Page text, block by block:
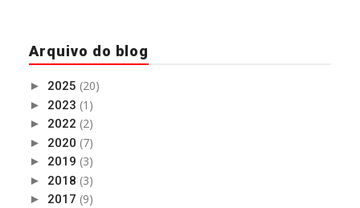
Arquivo do blog
► 2025 (20)
► 2023 (1)
► 2022 (2)
► 2020 (7)
► 2019 (3)
► 2018 (3)
► 2017 (9)